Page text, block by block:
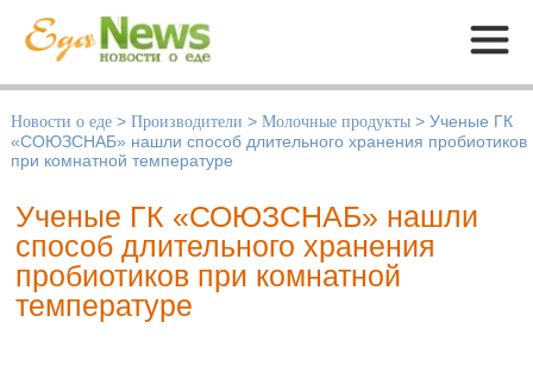
Меню
Новости о еде > Производители > Молочные продукты > Ученые ГК
«СОЮЗСНАБ» нашли способ длительного хранения пробиотиков
при комнатной температуре
Ученые ГК «СОЮЗСНАБ» нашли
способ длительного хранения
пробиотиков при комнатной
температуре